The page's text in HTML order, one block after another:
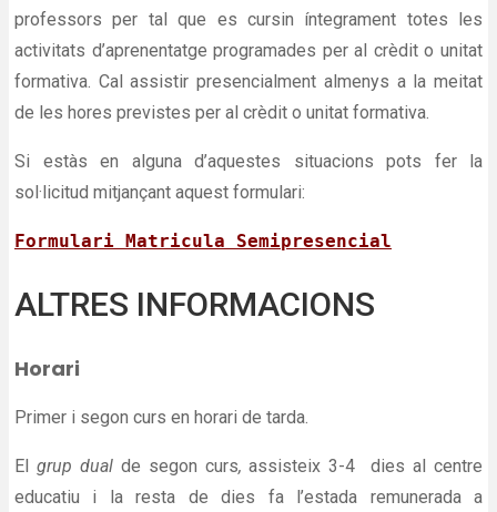
professors per tal que es cursin íntegrament totes les
activitats d’aprenentatge programades per al crèdit o unitat
formativa. Cal assistir presencialment almenys a la meitat
de les hores previstes per al crèdit o unitat formativa.
Si estàs en alguna d’aquestes situacions pots fer la
sol·licitud mitjançant aquest formulari:
Formulari Matricula Semipresencial
ALTRES INFORMACIONS
Horari
Primer i segon curs en horari de tarda.
El grup dual de segon curs, assisteix 3-4 dies al centre
educatiu i la resta de dies fa l’estada remunerada a